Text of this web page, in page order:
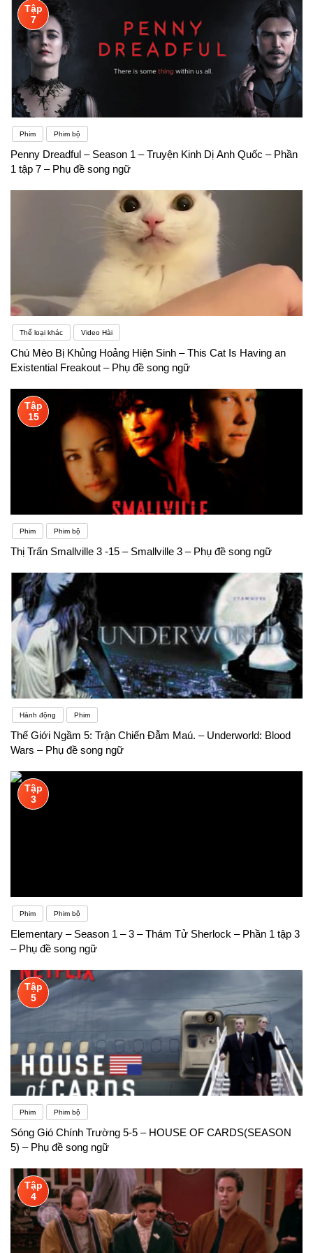
đem lại cho học sinh kỹ năng giao tiếp, thuyết trình
bằng tiếng Anh
Tập
7
Phim Phim bộ
Penny Dreadful – Season 1 – Truyện Kinh Dị Anh Quốc – Phần
1 tập 7 – Phụ đề song ngữ
Thể loại khác Video Hài
Chú Mèo Bị Khủng Hoảng Hiện Sinh – This Cat Is Having an
Existential Freakout – Phụ đề song ngữ
Tập
15
Phim Phim bộ
Thị Trấn Smallville 3 -15 – Smallville 3 – Phụ đề song ngữ
Hành động Phim
Thế Giới Ngầm 5: Trận Chiến Đẫm Maú. – Underworld: Blood
Wars – Phụ đề song ngữ
Tập
3
Phim Phim bộ
Elementary – Season 1 – 3 – Thám Tử Sherlock – Phần 1 tập 3
– Phụ đề song ngữ
Tập
5
Phim Phim bộ
Sóng Gió Chính Trường 5-5 – HOUSE OF CARDS(SEASON
5) – Phụ đề song ngữ
Tập
4